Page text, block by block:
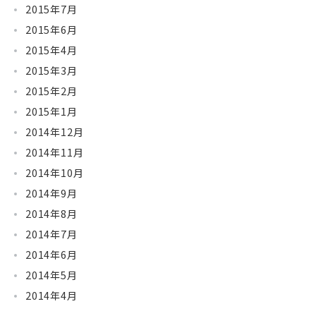
2015年7月
2015年6月
2015年4月
2015年3月
2015年2月
2015年1月
2014年12月
2014年11月
2014年10月
2014年9月
2014年8月
2014年7月
2014年6月
2014年5月
2014年4月